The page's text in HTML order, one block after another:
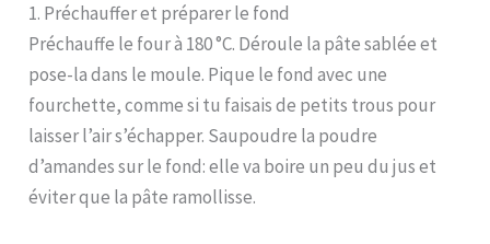
1. Préchauffer et préparer le fond
Préchauffe le four à 180 °C. Déroule la pâte sablée et
pose-la dans le moule. Pique le fond avec une
fourchette, comme si tu faisais de petits trous pour
laisser l’air s’échapper. Saupoudre la poudre
d’amandes sur le fond: elle va boire un peu du jus et
éviter que la pâte ramollisse.